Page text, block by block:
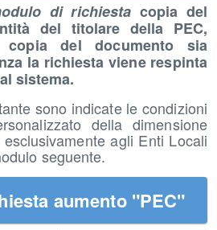
di richiesta copia del
del titolare della PEC,
del documento sia
la richiesta viene respinta
sistema.
sono indicate le condizioni
della dimensione
agli Enti Locali
seguente.
aumento "PEC"